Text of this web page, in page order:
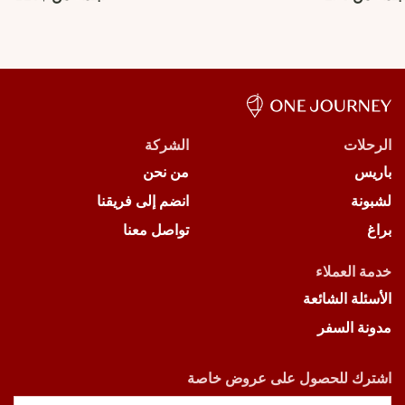
الرحلات
باريس
لشبونة
براغ
الشركة
من نحن
انضم إلى فريقنا
تواصل معنا
خدمة العملاء
الأسئلة الشائعة
مدونة السفر
اشترك للحصول على عروض خاصة